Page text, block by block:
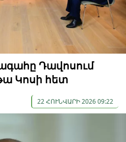
Դավոսում
Կոսի հետ
22 ՀՈՒՆՎԱՐԻ 2026 09:22